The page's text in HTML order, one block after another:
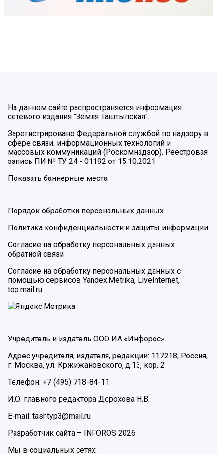
На данном сайте распространяется информация
сетевого издания "Земля Таштыпская".
Зарегистрировано Федеральной службой по надзору в
сфере связи, информационных технологий и
массовых коммуникаций (Роскомнадзор). Реестровая
запись ПИ № ТУ 24 - 01192 от 15.10.2021
Показать баннерные места
Порядок обработки персональных данных
Политика конфиденциальности и защиты информации
Согласие на обработку персональных данных
обратной связи
Согласие на обработку персональных данных с
помощью сервисов Yandex.Metrika, LiveInternet,
top.mail.ru
Учредитель и издатель ООО ИА «Инфорос».
Адрес учредителя, издателя, редакции: 117218, Россия,
г. Москва, ул. Кржижановского, д.13, кор. 2
Телефон: +7 (495) 718-84-11
И.О. главного редактора Дорохова Н.В.
E-mail: tashtyp3@mail.ru
Разработчик сайта –
INFOROS 2026
Мы в социальных сетях: